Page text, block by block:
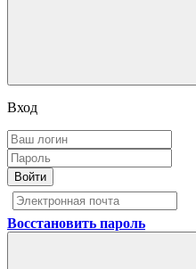
Вход
Войти
Восстановить пароль